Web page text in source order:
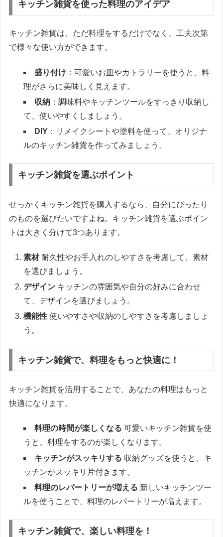
キッチン雑貨を使った料理のアイデア
キッチン雑貨は、ただ料理をするだけでなく、工夫次第
で様々な使い方ができます。
盛り付け ：可愛いお皿やカトラリーを使うと、料
理がさらに美味しく見えます。
収納 ：調味料やキッチンツールをすっきり収納し
て、使いやすくしましょう。
DIY ：リメイクシートや塗料を使って、オリジナ
ルのキッチン雑貨を作ってみましょう。
キッチン雑貨を選ぶポイント
せっかくキッチン雑貨を購入するなら、自分にぴったり
のものを選びたいですよね。キッチン雑貨を選ぶポイン
トは大きく分けて3つあります。
素材耐久性やお手入れのしやすさを考慮して、素材
を選びましょう。
デザイン キッチンの雰囲気や自分の好みに合わせ
て、デザインを選びましょう。
機能性 使いやすさや収納のしやすさを考慮しましょ
う。
キッチン雑貨で、料理をもっと快適に！
キッチン雑貨を活用することで、あなたの料理はもっと
快適になります。
料理の時間が楽しくなる 可愛いキッチン雑貨を使
うと、料理をするのが楽しくなります。
キッチンがスッキリする 収納グッズを使うと、キ
ッチンがスッキリ片付きます。
料理のレパートリーが増える 新しいキッチンツー
ルを使うことで、料理のレパートリーが増えます。
キッチン雑貨で、楽しい料理を！